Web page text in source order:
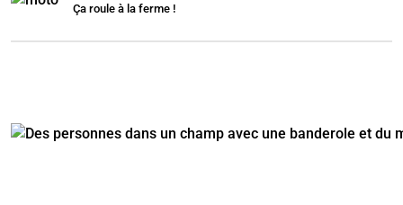
Ça roule à la ferme !